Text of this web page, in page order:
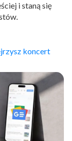
i staną się
koncert